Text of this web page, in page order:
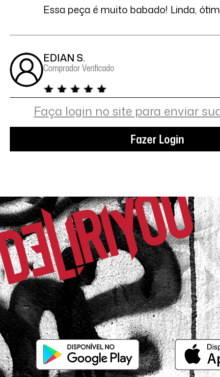
Essa peça é muito babado! Linda,
EDIAN S.
Comprador Verificado
12/04/2026 às 11h40
Osasco / SP
Adorável
21/01/2026 às 16h35
São Paulo / SP
A estampa de caveira é linda e as
vivas amei
Fabiana N.
Comprador Verificado
07/01/2026 às 21h51
Sorocaba / SP
Bonita como na foto, veio com um
Faça login no site para enviar
Fazer Login